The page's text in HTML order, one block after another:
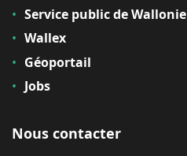
Service public de Wallonie
Wallex
Géoportail
Jobs
Nous contacter